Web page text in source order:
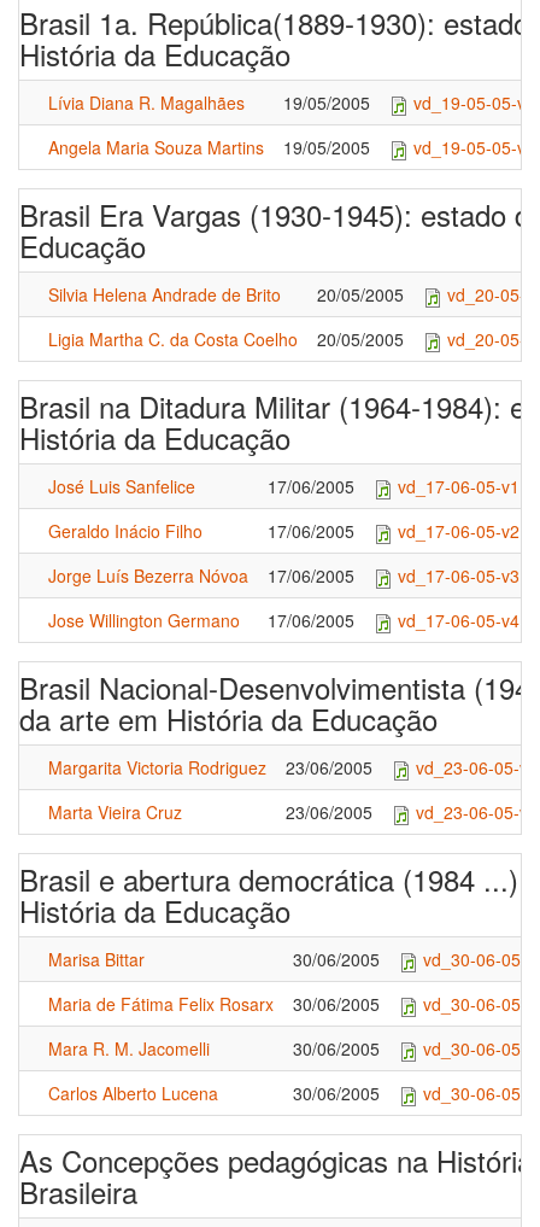
Brasil 1a. República(1889-1930):
História da Educação
Lívia Diana R. Magalhães 19/05/2005
vd_19-05-05-
Angela Maria Souza Martins
19/05/2005 vd_19-05-05-
Brasil Era Vargas (1930-1945): estado
Educação
Silvia Helena Andrade de Brito 20/05/2005
vd_20-05-
Ligia Martha C. da Costa Coelho
20/05/2005 vd_20-05-
Brasil na Ditadura Militar (1964-1984):
História da Educação
José Luis Sanfelice 17/06/2005
vd_17-06-05-
Geraldo Inácio Filho
17/06/2005
vd_17-06-05-
Jorge Luís Bezerra Nóvoa
17/06/2005
vd_17-06-05-
Jose Willington Germano
17/06/2005 vd_17-06-05-
Brasil Nacional-Desenvolvimentista
da arte em História da Educação
Margarita Victoria Rodriguez 23/06/2005
vd_23-06-05-
Marta Vieira Cruz
23/06/2005 vd_23-06-05-
Brasil e abertura democrática (1984
História da Educação
Marisa Bittar 30/06/2005
vd_30-06-05-
Maria de Fátima Felix Rosarx
30/06/2005
vd_30-06-05-
Mara R. M. Jacomelli
30/06/2005
vd_30-06-05-
Carlos Alberto Lucena
30/06/2005 vd_30-06-05-
As Concepções pedagógicas na
Brasileira